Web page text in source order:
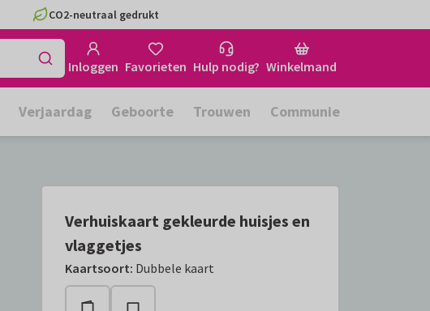
CO2-neutraal gedrukt
Inloggen Favorieten Hulp nodig? Winkelmand
Verjaardag Geboorte Trouwen Communie
Verhuiskaart gekleurde huisjes en
vlaggetjes
Kaartsoort: Dubbele kaart